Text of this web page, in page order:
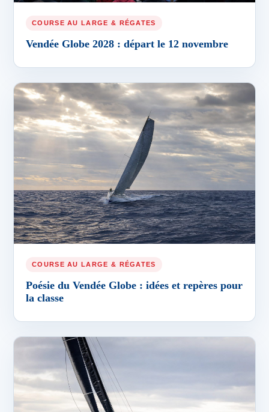
COURSE AU LARGE & RÉGATES
Vendée Globe 2028 : départ le 12 novembre
COURSE AU LARGE & RÉGATES
Poésie du Vendée Globe : idées et repères pour
la classe